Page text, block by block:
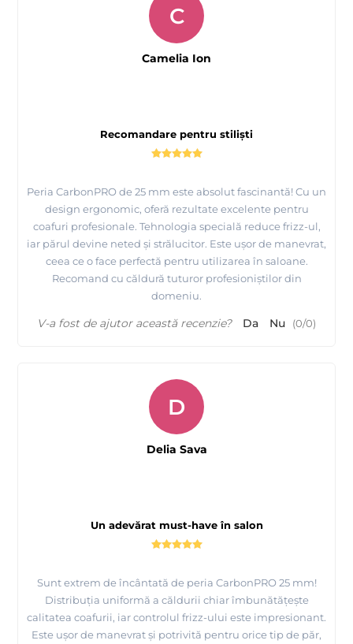
Recomandare pentru stiliști
Peria CarbonPRO de 25 mm este absolut fascinantă! Cu un
design ergonomic, oferă rezultate excelente pentru
coafuri profesionale. Tehnologia specială reduce frizz-ul,
iar părul devine neted și strălucitor. Este ușor de manevrat,
ceea ce o face perfectă pentru utilizarea în saloane.
Recomand cu căldură tuturor profesioniștilor din
domeniu.
C
Camelia Ion
V-a fost de ajutor această recenzie? Da Nu (0/0)
Un adevărat must-have în salon
Sunt extrem de încântată de peria CarbonPRO 25 mm!
Distribuția uniformă a căldurii chiar îmbunătățește
calitatea coafurii, iar controlul frizz-ului este impresionant.
Este ușor de manevrat și potrivită pentru orice tip de păr,
D
Delia Sava